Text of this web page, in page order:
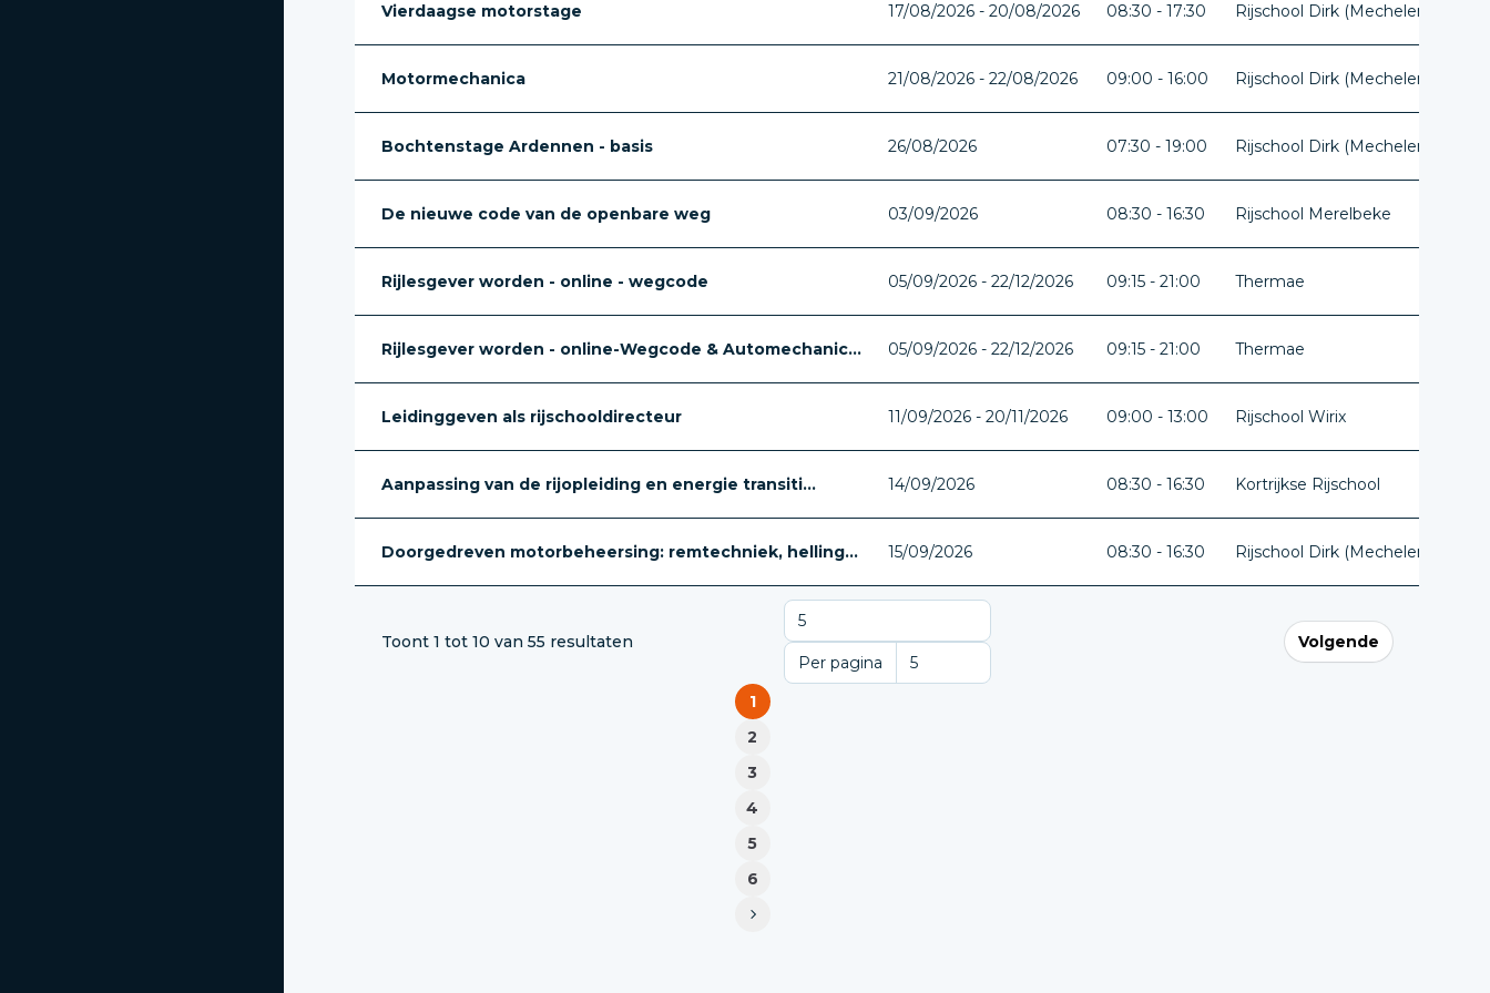
Vierdaagse motorstage 17/08/2026 - 20/08/2026 08:30 - 17:30 Rijschool Dirk (Mechelen)
Motormechanica 21/08/2026 - 22/08/2026 09:00 - 16:00 Rijschool Dirk (Mechelen)
Bochtenstage Ardennen - basis 26/08/2026 07:30 - 19:00 Rijschool Dirk (Mechelen)
De nieuwe code van de openbare weg 03/09/2026 08:30 - 16:30 Rijschool Merelbeke
Rijlesgever worden - online - wegcode 05/09/2026 - 22/12/2026 09:15 - 21:00 Thermae
Rijlesgever worden - online-Wegcode & Automechanic... 05/09/2026 - 22/12/2026 09:15 - 21:00 Thermae
Leidinggeven als rijschooldirecteur 11/09/2026 - 20/11/2026 09:00 - 13:00 Rijschool Wirix
Aanpassing van de rijopleiding en energie transiti... 14/09/2026 08:30 - 16:30 Kortrijkse Rijschool
Doorgedreven motorbeheersing: remtechniek, helling... 15/09/2026 08:30 - 16:30 Rijschool Dirk (Mechelen)
Toont 1 tot 10 van 55 resultaten
Per pagina
Per pagina
Volgende
1
2
3
4
5
6